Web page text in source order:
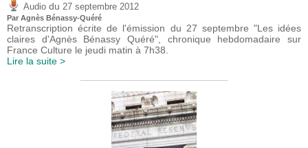
Audio du 27 septembre 2012
Par Agnès Bénassy-Quéré
Retranscription écrite de l'émission du 27 septembre "Les idées
claires d'Agnès Bénassy Quéré", chronique hebdomadaire sur
France Culture le jeudi matin à 7h38.
Lire la suite >